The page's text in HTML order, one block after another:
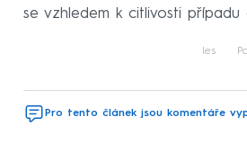
se vzhledem k citlivosti
les
Pro tento článek jsou komentáře